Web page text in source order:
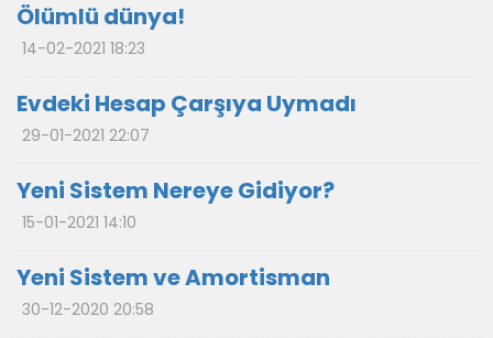
Ölümlü dünya!
14-02-2021 18:23
Evdeki Hesap Çarşıya Uymadı
29-01-2021 22:07
Yeni Sistem Nereye Gidiyor?
15-01-2021 14:10
Yeni Sistem ve Amortisman
30-12-2020 20:58